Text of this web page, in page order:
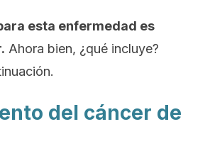
esta enfermedad es
Ahora bien, ¿qué incluye?
del cáncer de